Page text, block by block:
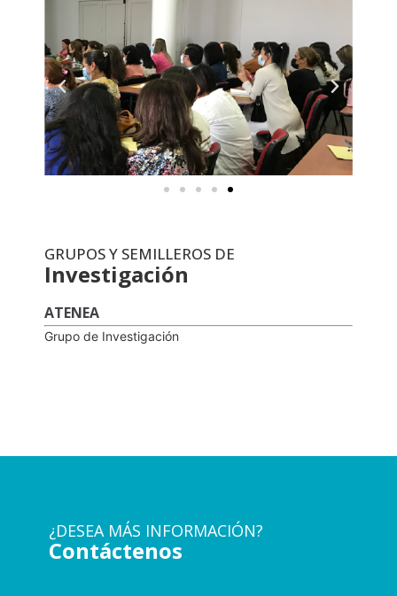
GRUPOS Y SEMILLEROS DE
Investigación
ATENEA
Grupo de Investigación
¿DESEA MÁS INFORMACIÓN?
Contáctenos